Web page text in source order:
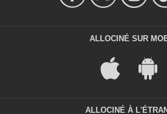
ALLOCINÉ SUR
ALLOCINÉ À